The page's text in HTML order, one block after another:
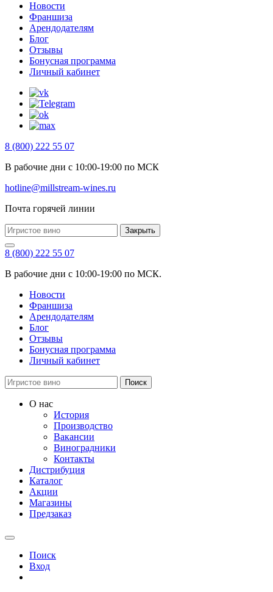
Новости
Франшиза
Арендодателям
Блог
Отзывы
Бонусная программа
Личный кабинет
8 (800) 222 55 07
В рабочие дни с 10:00-19:00 по МСК
hotline@millstream-wines.ru
Почта горячей линии
Закрыть
8 (800) 222 55 07
В рабочие дни с 10:00-19:00 по МСК.
Новости
Франшиза
Арендодателям
Блог
Отзывы
Бонусная программа
Личный кабинет
Поиск
О нас
История
Производство
Вакансии
Виноградники
Контакты
Дистрибуция
Каталог
Акции
Магазины
Предзаказ
Поиск
Вход